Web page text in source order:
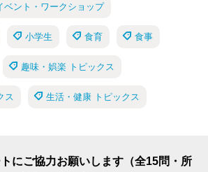
ベント・ワークショップ
小学生 食育 食事
趣味・娯楽 トピックス
ス 生活・健康 トピックス
にご協力お願いします（全15問・所